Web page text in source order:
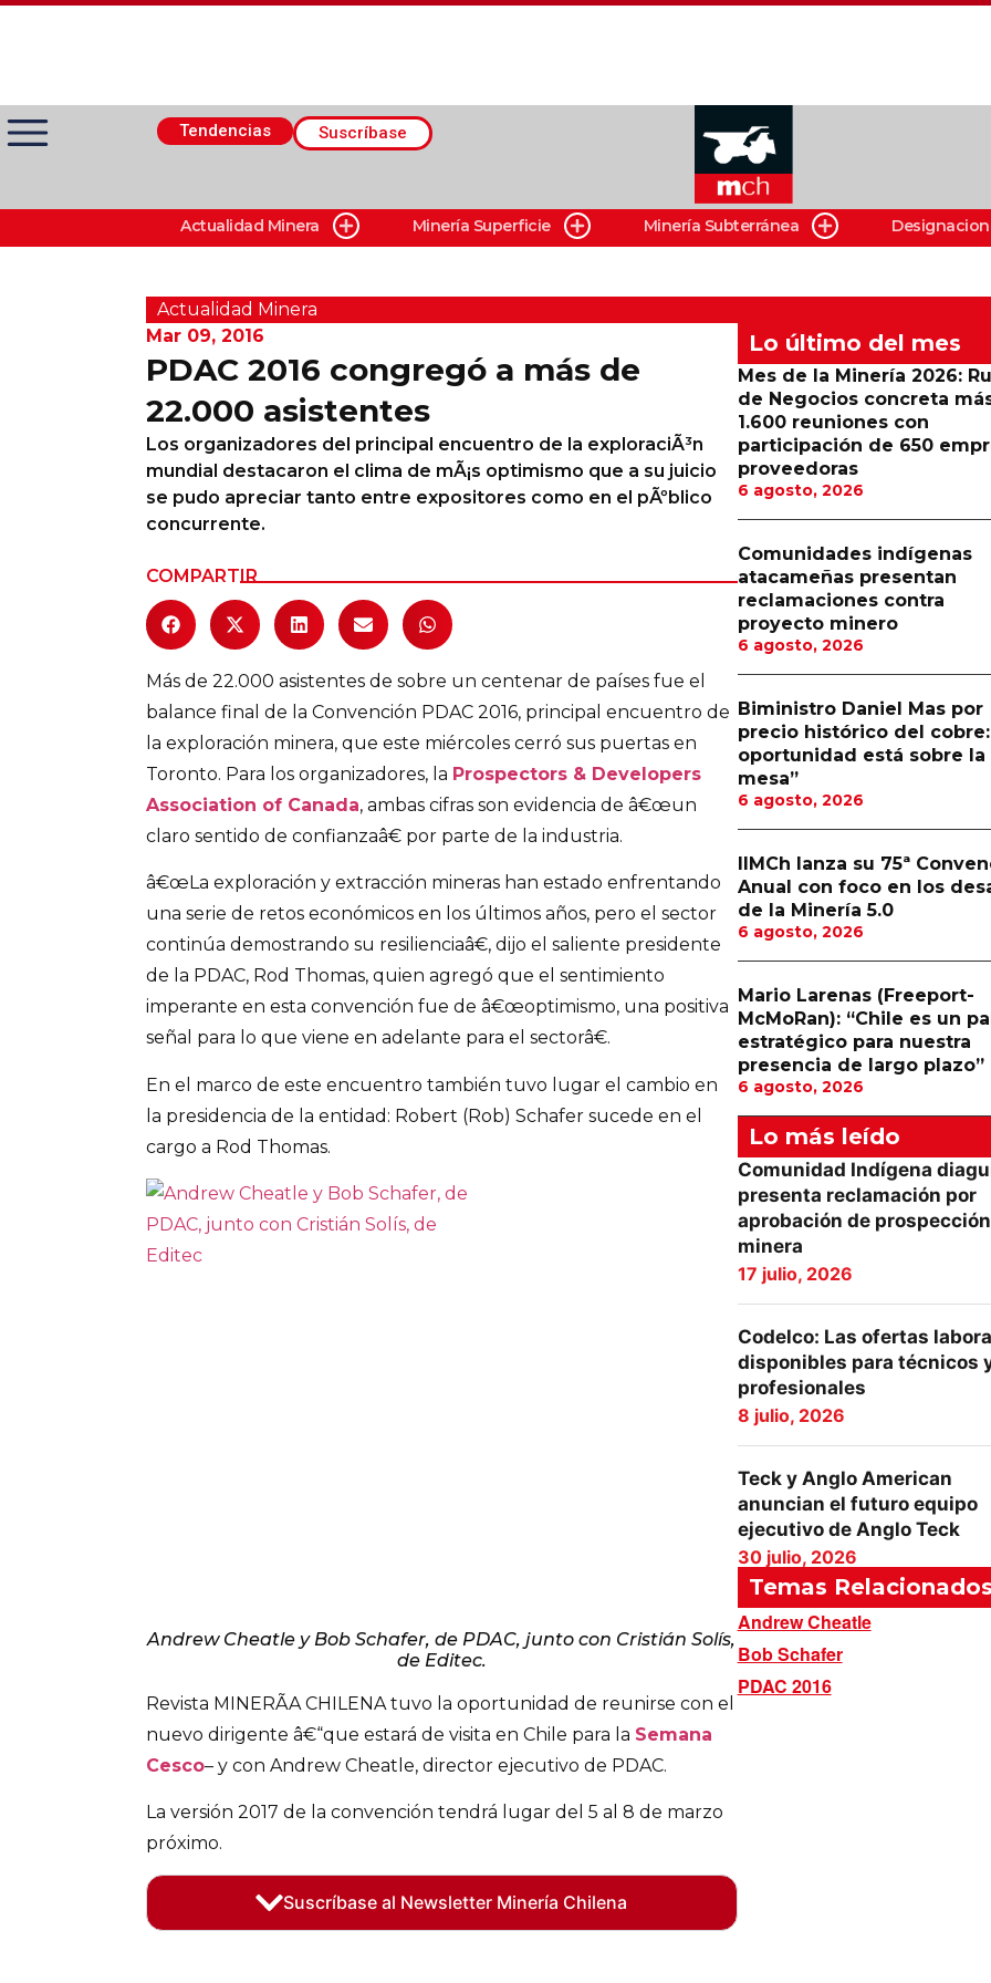
Tendencias Suscríbase
Actualidad Minera
Minería Superficie
Minerí­a Subterránea
Calendario de Eventos
Actualidad Minera Minería Superficie Minería Subterránea
Actualidad Minera
Mar 09, 2016
PDAC 2016 congregó a más de
22.000 asistentes
Los organizadores del principal encuentro de la exploraciÃ³n
mundial destacaron el clima de mÃ¡s optimismo que a su juicio
se pudo apreciar tanto entre expositores como en el pÃºblico
concurrente.
COMPARTIR
Más de 22.000 asistentes de sobre un centenar de países fue el
balance final de la Convención PDAC 2016, principal encuentro de
la exploración minera, que este miércoles cerró sus puertas en
Toronto. Para los organizadores, la Prospectors & Developers
Association of Canada, ambas cifras son evidencia de â€œun
claro sentido de confianzaâ€ por parte de la industria.
â€œLa exploración y extracción mineras han estado enfrentando
una serie de retos económicos en los últimos años, pero el sector
continúa demostrando su resilienciaâ€, dijo el saliente presidente
de la PDAC, Rod Thomas, quien agregó que el sentimiento
imperante en esta convención fue de â€œoptimismo, una positiva
señal para lo que viene en adelante para el sectorâ€.
En el marco de este encuentro también tuvo lugar el cambio en
la presidencia de la entidad: Robert (Rob) Schafer sucede en el
cargo a Rod Thomas.
Andrew Cheatle y Bob Schafer, de PDAC, junto con Cristián Solís,
de Editec.
Revista MINERÃA CHILENA tuvo la oportunidad de reunirse con el
nuevo dirigente â€“que estará de visita en Chile para la Semana
Cesco– y con Andrew Cheatle, director ejecutivo de PDAC.
La versión 2017 de la convención tendrá lugar del 5 al 8 de marzo
próximo.
Suscríbase al Newsletter Minería Chilena
Lo último del mes
Mes de la Minería 2026:
de Negocios concreta
1.600 reuniones con
participación de 650
proveedoras
6 agosto, 2026
Comunidades indígenas
atacameñas presentan
reclamaciones contra
proyecto minero
6 agosto, 2026
Biministro Daniel Mas por
precio histórico del cobre:
oportunidad está sobre la
mesa”
6 agosto, 2026
IIMCh lanza su 75ª
Anual con foco en los
de la Minería 5.0
6 agosto, 2026
Mario Larenas (Freeport-
McMoRan): “Chile es un
estratégico para nuestra
presencia de largo plazo”
6 agosto, 2026
Lo más leído
Comunidad Indígena
presenta reclamación por
aprobación de prospección
minera
17 julio, 2026
Codelco: Las ofertas
disponibles para técnicos
profesionales
8 julio, 2026
Teck y Anglo American
anuncian el futuro equipo
ejecutivo de Anglo Teck
30 julio, 2026
Temas Relacionados
Andrew Cheatle
Bob Schafer
PDAC 2016